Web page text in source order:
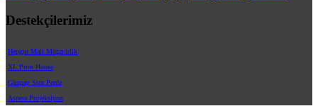
Destekçilerimiz
Hepgur Mali Müşavirlik
XL Print House
Günpay Stor Perde
Aspera Projeksiyon